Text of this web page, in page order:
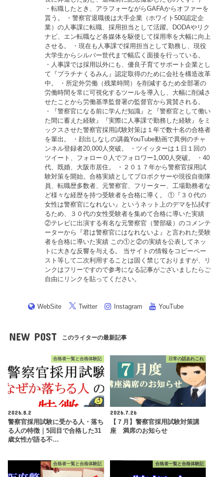
・転職したとき、アラフォーながらGAFAからオファーを
貰う。 ・警察官退職後は大手企業（ホワイト500認定企
業）の人事課に転職、採用担当として活躍。DODAやリク
ナビ、エン転職など各媒体を駆使して採用率を大幅に向上
させる。 ・現在も人事課で採用担当として勤務し、現役
大学生からシルバー世代まで幅広く面接を行っている。
・人事課では採用以外にも、優良子育てサポート企業とし
て『プラチナくるみん』認定取得のために会社を構造改革
中。 ・所定外労働（残業時間）を削減するため全部署の
労働時間を常に可視化するツールを導入し、大幅に削減さ
せたことから労働基準監督署の監督官から賞賛される。
・『警察官になる前に学んだ知識』と『警察官として働い
た間に蓄えた経験』『実際に人事課で勤務した経験』をミ
ックスさせた警察官採用試験対策は１年で数十名の合格者
を輩出。 ・顔出しなしの講義YouTube動画で異例のチャ
ンネル登録者20,000人突破。 ・ツイッターは１日１回の
ツイート、フォロー０人でフォロワー1,000人突破。 ・40
代、既婚、大阪市居住。 ・２０１７年から警察官採用試
験対策を開始。合格実績としてプロボクサーや現役自衛隊
員、転職歴多数者、元警察官、フリーター、工場勤務者な
ど様々な経歴を持つ受験者を合格に導く。 ①『３０代の
女性は警察官になれない』というネット上のデマを払拭す
るため、３０代の女性受験者を集めて合格に導いた実績
②テレビに出演する有名な元警察官（警部級）のコメンテ
ーターから『君は警察官にはなれないよ』と言われた受験
者を合格に導いた実績 この①と②の実績を公表してネッ
トに大きな反響を与える。 当サイトの情報をコピーペー
スト等して二次利用することは固く禁じておりますが、リ
ンクはフリーですので参考になる記事がございましたらご
自由にリンクを貼ってください。
WebSite Twitter Instagram YouTube
NEW POST このライターの最新記事
合格者一覧と合格体験記
2026.8.2
警察官採用試験に受かる人・落ち
る人の特徴｜5回目で合格した31
歳女性が語る不…
日常の話あれこれ
2026.7.26
【７月】警察官採用試験対策講
座 満席のお知らせ
合格者一覧と合格体験記 合格者一覧と合格体験記